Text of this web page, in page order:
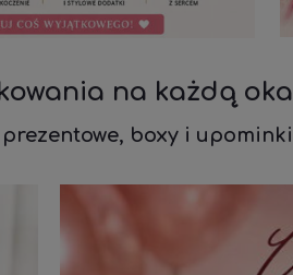
na każdą
boxy i upominki